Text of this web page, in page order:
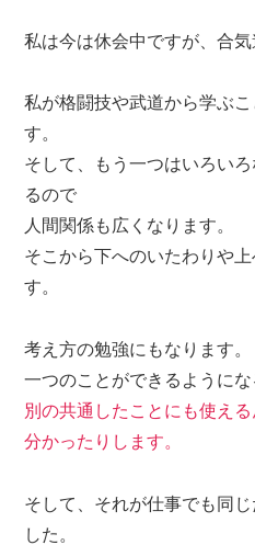
私は今は休会中ですが、合気
私が格闘技や武道から学ぶ
す。
そして、もう一つはいろい
るので
人間関係も広くなります。
そこから下へのいたわりや
す。
考え方の勉強にもなります。
一つのことができるようにな
別の共通したことにも使え
分かったりします。
そして、それが仕事でも同
した。